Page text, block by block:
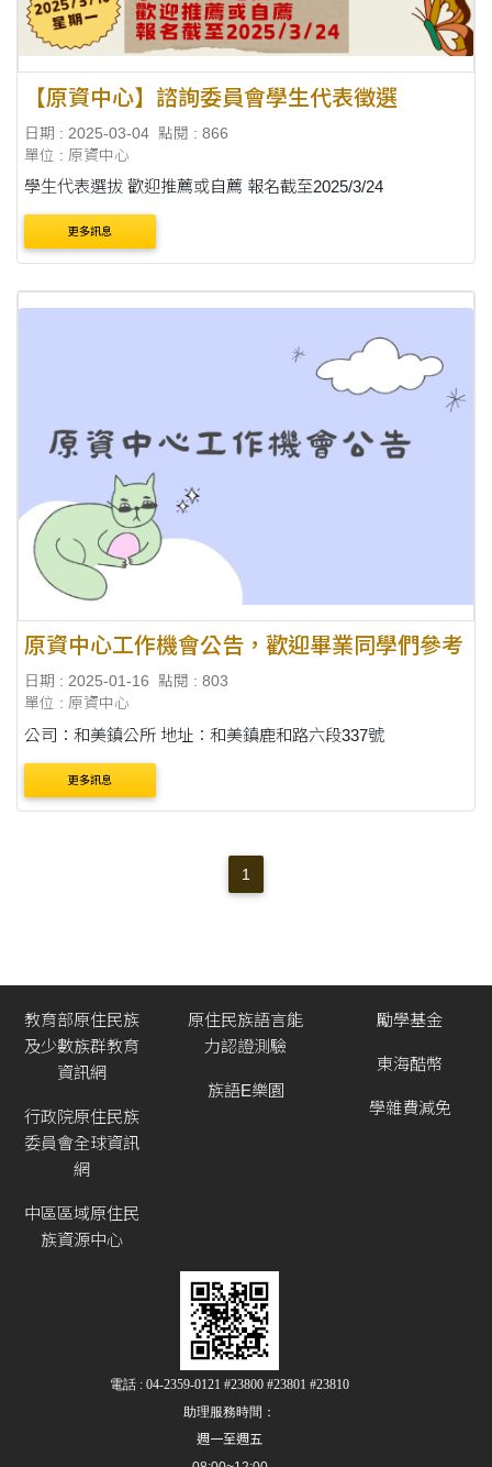
【原資中心】諮詢委員會學生代表徵選
日期 : 2025-03-04 點閱 : 866
單位 : 原資中心
學生代表選拔 歡迎推薦或自薦 報名截至2025/3/24
更多訊息
原資中心工作機會公告，歡迎畢業同學們參考
日期 : 2025-01-16
點閱 : 803
單位 : 原資中心
公司：和美鎮公所 地址：和美鎮鹿和路六段337號
更多訊息
1
教育部原住民族
及少數族群教育
資訊網
行政院原住民族
委員會全球資訊
網
中區區域原住民
族資源中心
原住民族語言能
力認證測驗
族語E樂園
勵學基金
東海酷幣
學雜費減免
電話 : 04-2359-0121 #23800 #23801 #23810
助理服務時間：
週一至週五